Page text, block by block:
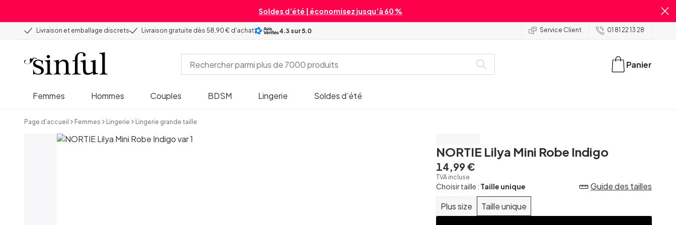
Soldes d’été | économisez jusqu’à 60 %
Livraison et emballage discrets Livraison gratuite dès 58,90 € d'achat 4.3 sur 5.0 Service Client 01 81 22 13 28
Femmes Hommes Couples BDSM Lingerie Soldes d’été
Panier
Page d'accueil Femmes Lingerie Lingerie grande taille
NORTIE Lilya Mini Robe Indigo
14,99 €
TVA incluse
Choisir taille : Taille unique
Plus size Taille unique
Guide des tailles